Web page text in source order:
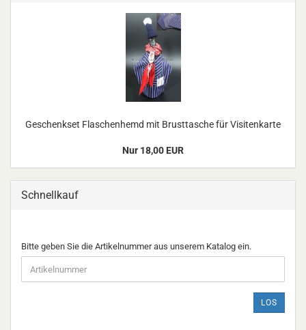
Geschenkset Flaschenhemd mit Brusttasche für Visitenkarte
Nur 18,00 EUR
Schnellkauf
BITTE
GEBEN
SIE
DIE
Bitte geben Sie die Artikelnummer aus unserem Katalog ein.
LOS